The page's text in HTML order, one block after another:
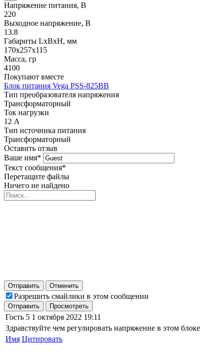
Напряжение питания, В
220
Выходное напряжение, В
13.8
Габариты LхBхН, мм
170x257x115
Масса, гр
4100
Покупают вместе
Блок питания Vega PSS-825ВВ
Тип преобразователя напряжения
Трансформаторный
Ток нагрузки
12 А
Тип источника питания
Трансформаторный
Оставить отзыв
Ваше имя*
Текст сообщения*
Перетащите файлы
Ничего не найдено
Отправить Отменить
Разрешить смайлики в этом сообщении
Отправить Просмотреть
Гость 5 1 октября 2022 19:11
Здравствуйте чем регулировать напряжение в этом блоке
Имя Цитировать